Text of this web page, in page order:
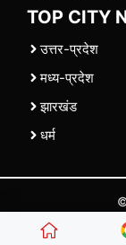
TOP CITY
उत्तर-प्रदेश
मध्य-प्रदेश
झारखंड
धर्म
| |